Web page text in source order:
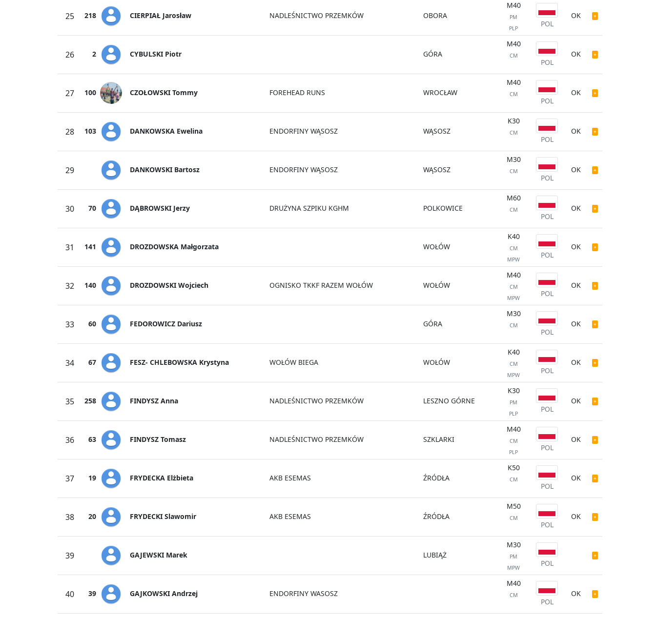
25 218 CIERPIAŁ Jarosław NADLEŚNICTWO PRZEMKÓW OBORA
M40
PM
PLP
POL
OK
26 2 CYBULSKI Piotr GÓRA
M40
CM
POL
OK
27 100 CZOŁOWSKI Tommy FOREHEAD RUNS WROCŁAW
M40
CM
POL
OK
28 103 DANKOWSKA Ewelina ENDORFINY WĄSOSZ WĄSOSZ
K30
CM
POL
OK
29 DANKOWSKI Bartosz ENDORFINY WĄSOSZ WĄSOSZ
M30
CM
POL
OK
30 70 DĄBROWSKI Jerzy DRUŻYNA SZPIKU KGHM POLKOWICE
M60
CM
POL
OK
31 141 DROZDOWSKA Małgorzata WOŁÓW
K40
CM
MPW
POL
OK
32 140 DROZDOWSKI Wojciech OGNISKO TKKF RAZEM WOŁÓW WOŁÓW
M40
CM
MPW
POL
OK
33 60 FEDOROWICZ Dariusz GÓRA
M30
CM
POL
OK
34 67 FESZ- CHLEBOWSKA Krystyna WOŁÓW BIEGA WOŁÓW
K40
CM
MPW
POL
OK
35 258 FINDYSZ Anna NADLEŚNICTWO PRZEMKÓW LESZNO GÓRNE
K30
PM
PLP
POL
OK
36 63 FINDYSZ Tomasz NADLEŚNICTWO PRZEMKÓW SZKLARKI
M40
CM
PLP
POL
OK
37 19 FRYDECKA Elżbieta AKB ESEMAS ŹRÓDŁA
K50
CM
POL
OK
38 20 FRYDECKI Slawomir AKB ESEMAS ŹRÓDŁA
M50
CM
POL
OK
39 GAJEWSKI Marek LUBIĄŻ
M30
PM
MPW
POL
40 39 GAJKOWSKI Andrzej ENDORFINY WASOSZ
M40
CM
POL
OK